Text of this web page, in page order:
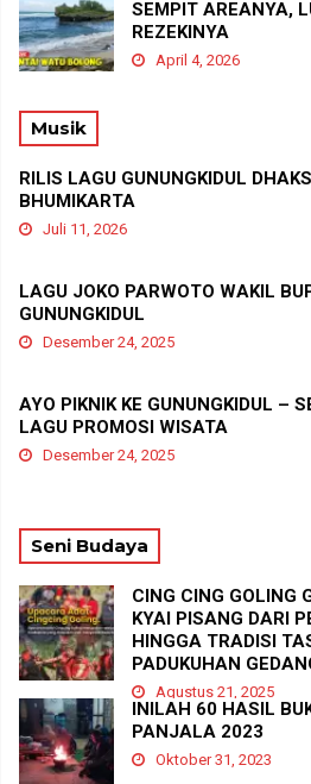
SEMPIT AREANYA,
REZEKINYA
April 4, 2026
Musik
RILIS LAGU GUNUNGKIDUL
BHUMIKARTA
Juli 11, 2026
LAGU JOKO PARWOTO WAKIL
GUNUNGKIDUL
Desember 24, 2025
AYO PIKNIK KE GUNUNGKIDUL –
LAGU PROMOSI WISATA
Desember 24, 2025
Seni Budaya
CING CING GOLING
KYAI PISANG DARI
HINGGA TRADISI
PADUKUHAN
Agustus 21, 2025
INILAH 60 HASIL
PANJALA 2023
Oktober 31, 2023